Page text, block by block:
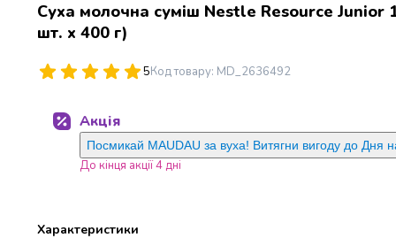
Суха молочна суміш Nestle Resource Junior
шт. х 400 г)
5Код товару: MD_2636492
Акція
Посмикай MAUDAU за вуха! Витягни вигоду до Дня
До кінця акції 4 дні
Характеристики